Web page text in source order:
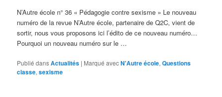
N’Autre école n° 36 « Pédagogie contre sexisme » Le nouveau
numéro de la revue N’Autre école, partenaire de Q2C, vient de
sortir, nous vous proposons ici l’édito de ce nouveau numéro…
Pourquoi un nouveau numéro sur le …
Publié dansActualités | Marqué avecN'Autre école,Questions
classe,sexisme